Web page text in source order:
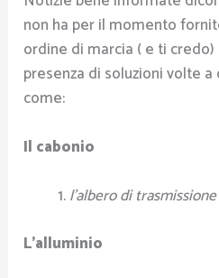
non ha per il momento
ordine di marcia ( e ti
presenza di soluzioni volte
come:
Il cabonio
l’albero di
L’alluminio